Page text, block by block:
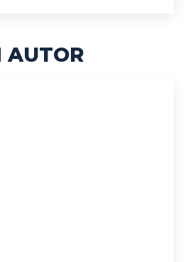
AUTOR